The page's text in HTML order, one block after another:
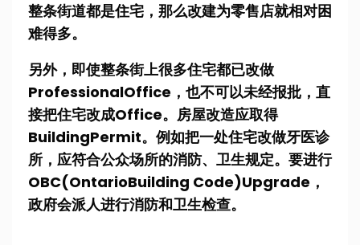
整条街道都是住宅，那么改建为零售店就相对困
难得多。
另外，即使整条街上很多住宅都已改做
ProfessionalOffice，也不可以未经报批，直
接把住宅改成Office。房屋改造应取得
BuildingPermit。例如把一处住宅改做牙医诊
所，应符合公众场所的消防、卫生规定。要进行
OBC(OntarioBuilding Code)Upgrade，
政府会派人进行消防和卫生检查。